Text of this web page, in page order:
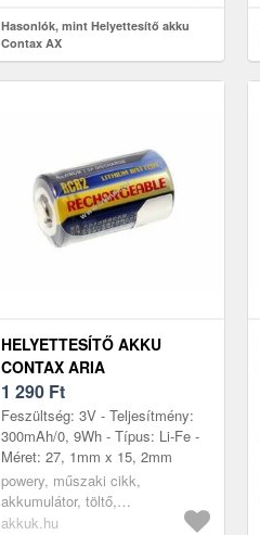
Hasonlók, mint Helyettesítő akku
Contax AX
HELYETTESÍTŐ AKKU
CONTAX ARIA
1 290 Ft
Feszültség: 3V - Teljesítmény:
300mAh/0, 9Wh - Típus: Li-Fe -
Méret: 27, 1mm x 15, 2mm
powery, műszaki cikk,
akkumulátor, töltő,
digitáliskamera akkumulátor
akkuk.hu